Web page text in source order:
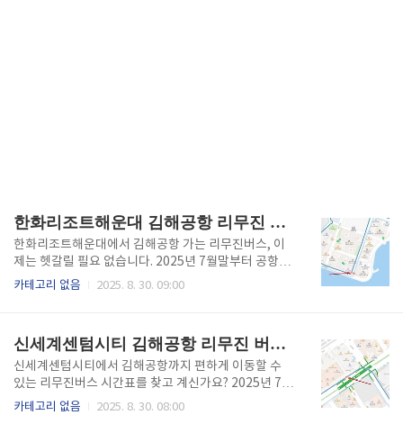
한화리조트해운대 김해공항 리무진 시간표 (2025 최신)
한화리조트해운대에서 김해공항 가는 리무진버스, 이
제는 헷갈릴 필요 없습니다. 2025년 7월말부터 공항리
무진1 노선이 개편되면서 정류장 위치, 운행 시간표, 요
에서 바로 출발하는 공항 리무진버스! 실시간 위치 확인
팁까지 한 번에 안내드립니다. ⬇️ 바로 아래를 통해 한화
리조트해운대 실시간 도착예정 시간을 쉽고 빠르게 확
인하세요 ⬇️ 김해공항버스 시간표 확인하기👆 한화리조
트해운대 정류장 위치 한화리조트해운대 정류장은 한
카테고리 없음 2025. 8. 30. 09:00
신세계센텀시티 김해공항 리무진 버스 시간표(2025 최신)
신세계센텀시티에서 김해공항까지 편하게 이동할 수
있는 리무진버스 시간표를 찾고 계신가요? 2025년 7월
개편된 새로운 공항버스 시간표, 정류소 위치, 요금, 예
카테고리 없음 2025. 8. 30. 08:00